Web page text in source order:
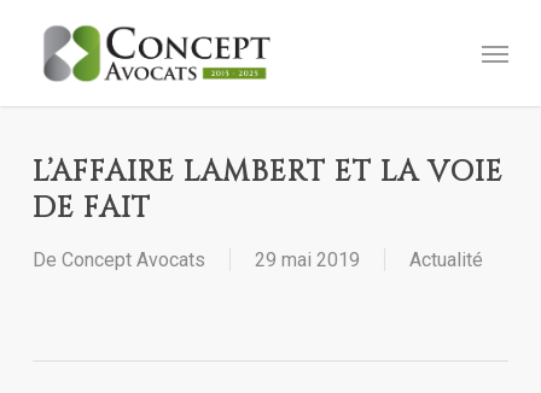
content
L’AFFAIRE LAMBERT ET LA VOIE
DE FAIT
De Concept Avocats 29 mai 2019 Actualité